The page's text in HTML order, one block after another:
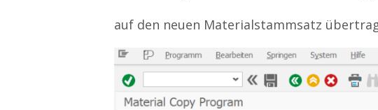
auf den neuen Materialstammsatz